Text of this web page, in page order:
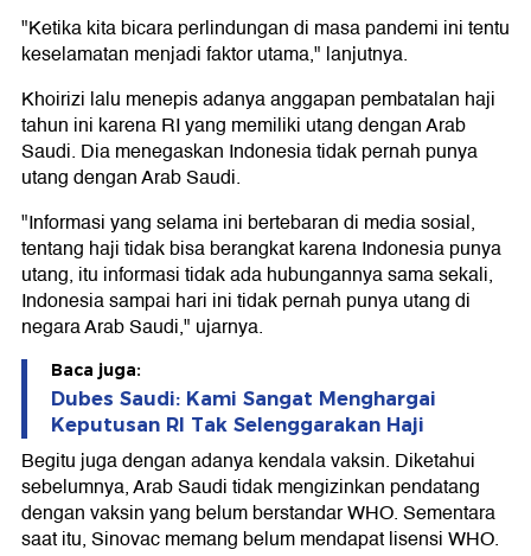
"Ketika kita bicara perlindungan di masa pandemi ini tentu
keselamatan menjadi faktor utama," lanjutnya.
Khoirizi lalu menepis adanya anggapan pembatalan haji
tahun ini karena RI yang memiliki utang dengan Arab
Saudi. Dia menegaskan Indonesia tidak pernah punya
utang dengan Arab Saudi.
"Informasi yang selama ini bertebaran di media sosial,
tentang haji tidak bisa berangkat karena Indonesia punya
utang, itu informasi tidak ada hubungannya sama sekali,
Indonesia sampai hari ini tidak pernah punya utang di
negara Arab Saudi," ujarnya.
Baca juga:
Dubes Saudi: Kami Sangat Menghargai
Keputusan RI Tak Selenggarakan Haji
Begitu juga dengan adanya kendala vaksin. Diketahui
sebelumnya, Arab Saudi tidak mengizinkan pendatang
dengan vaksin yang belum berstandar WHO. Sementara
saat itu, Sinovac memang belum mendapat lisensi WHO.